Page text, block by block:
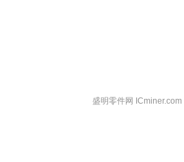
盛明零件网 ICminer.com